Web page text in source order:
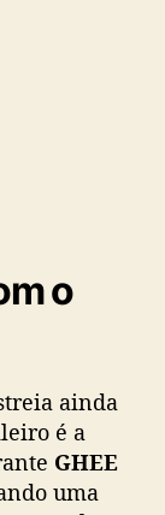
o
ainda
é a
GHEE
uma